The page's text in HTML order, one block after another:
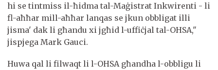
hi se tintmiss il-ħidma tal-Maġistrat Inkwirenti - li
fl-aħħar mill-aħħar lanqas se jkun obbligat illi
jisma' dak li għandu xi jgħid l-uffiċjal tal-OHSA,"
jispjega Mark Gauci.
Huwa qal li filwaqt li l-OHSA għandha l-obbligu li